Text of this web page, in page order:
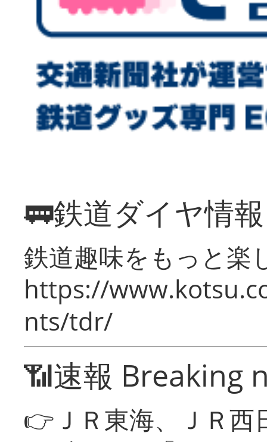
🚃鉄道ダイヤ情
鉄道趣味をもっと楽
https://
nts/tdr/
📶速報 Breaking
👉ＪＲ東海、ＪＲ